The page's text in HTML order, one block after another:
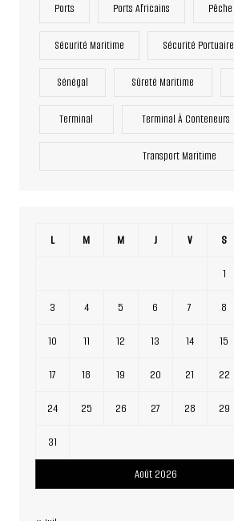
Ports Ports Africains Pêche
Sécurité Maritime Sécurité Portuaire
Sénégal Sûreté Maritime
Terminal Terminal À Conteneurs
Transport Maritime
Août 2026
L M M J V S
1
3 4 5 6 7 8
10 11 12 13 14 15
17 18 19 20 21 22
24 25 26 27 28 29
31